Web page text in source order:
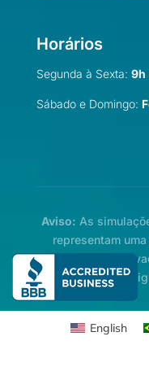
Horários
Segunda à Sexta: 9h
Sábado e Domingo:
Aviso: As
representam
2026
English